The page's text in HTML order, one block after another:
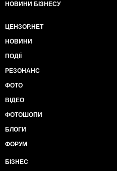
НОВИНИ БІЗНЕСУ
ЦЕНЗОР.НЕТ
НОВИНИ
ПОДІЇ
РЕЗОНАНС
ФОТО
ВІДЕО
ФОТОШОПИ
БЛОГИ
ФОРУМ
БІЗНЕС